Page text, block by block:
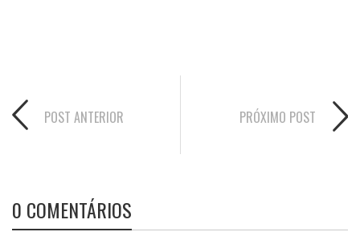
POST ANTERIOR PRÓXIMO POST
0 COMENTÁRIOS